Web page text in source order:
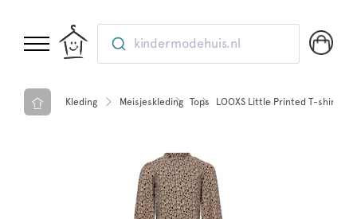
kindermodehuis.nl
Kleding Meisjeskleding Tops LOOXS Little Printed T-shirt l/s